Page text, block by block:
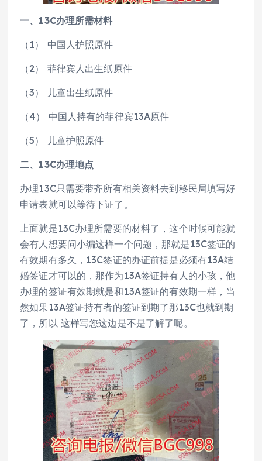
一、13C办理所需材料
（1） 中国人护照原件
（2） 菲律宾人出生纸原件
（3） 儿童出生纸原件
（4） 中国人持有的菲律宾13A原件
（5） 儿童护照原件
二、13C办理地点
办理13C只需要带齐所有相关资料去到移民局填写好
申请表就可以等待下证了。
上面就是13C办理所需要的材料了，这个时候可能就
会有人想要问小编这样一个问题，那就是13C签证的
有效期有多久，13C签证的办证前提是必须有13A结
婚签证才可以的，那作为13A签证持有人的小孩，他
办理的签证有效期就是和13A签证的有效期一样，当
然如果13A签证持有者的签证到期了那13C也就到期
了，所以 这样写您这边是不是了解了呢。